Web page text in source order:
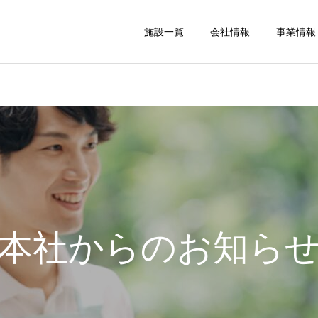
施設一覧 会社情報 事業情報
社からのお知ら